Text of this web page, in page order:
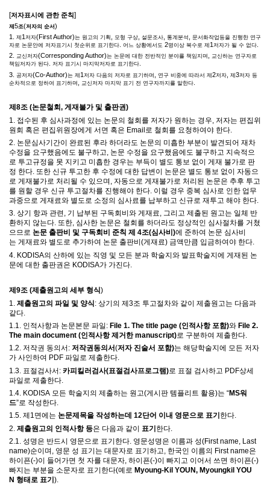
[저자표시에 관한 준칙]
제 5조(저자의 순서 )
1. 제 1 저자(First Author)는 원고의 기획 모형 구상 설문조사 통계분석
문서화작업등을 진행한 연구
자로 논문안에 저자표기시 첫순위로 표기한다 어느 상황에서도 2명이상 복수로 제 1 저자가 될 수 없다
2. 교신저자(Corresponding Author)는 논문에 대한 전반적인 분야를 책임지며 , 교신하는 연구자로
책임저자가 된다. 저자 표기시 마지막저자로 표기한다.
3. 공저자(Co-Author)는 제 1 저자 다음의 저자로 표기하며 연구 비중에 따라서 제2저자 제3저자 등
순차적으로 정하여 표기하며
교신저자 마지막 표기 전 연구자까지를 말한다
제 8조 (논문철회, 게재불가 및 출판권)
1. 접수된 후 심사과정에 있는 논문의 철회를 저자가 원하는 경우 저자는 편집위
원회 혹은 편집위원장에게 서면 혹은 Email 로 철회를 요청하여야 한다
2. 논문심사기간이 완료된 후라 하더라도 논문의 미흡한 부분이 발견되어 재차
수정을 요구했음에도 불구하고, 논문 수정을 요구했음에도 불구하고 지속적으
로 투고규정을 못 지키고 미흡한 경우는 부득이 별도 통보 없이 게재 불가로 판
정 한다. 또한 신규 투고한 후 수정에 대한 답변이 논문은 별도 통보 없이 자동으
로 게재불가로 처리될 수 있으며 , 자동으로 게재불가로 처리된 논문은 추후 투고
를 원할 경우 신규 투고절차를 진행해야 한다. 이럴 경우 중복 심사로 인한 업무
과중으로 게재료와 별도로 소정의 심사료를 납부하고 신규로 재투고 해야 한다.
3. 상기 항과 관련 , 기 납부된 구독회비와 게재료, 그리고 제출된 원고는 일체 반
환하지 않는다. 또한, 심사한 논문은 철회를 하더라도 정상적인 심사절차를 거쳤
으므로 논문 출판비 및 구독회비 준칙 제 4조(심사비 )에 준하여 논문 심사비
는 게재료와 별도로 추가하여 논문 출판비 (게재료) 금액만큼 입금하여야 한다.
4. KODISA의 산하에 있는 직영 및 모든 분과 학술지와 발표학술지에 게재된 논
문에 대한 출판권은 KODISA가 가진다
제 9조 (제출원고의 세부 형식)
1. 제출원고의 파일 및 양식: 상기의 제3조 투고절차와 같이 제출원고는 다음과
같다
1.1. 인적사항과 논문본문 파일 : File 1. The title page (인적사항 포함)와 File 2.
The main document (인적사항 제거한manuscript)로 구분하여 제출한다.
1.2. 저작권 동의서 : 저작권동의서(저자 진술서 포함)는 해당학술지에 모든 저자
가 사인하여 PDF 파일로 제출한다.
1.3. 표절검사서: 카피킬러검사(표절검사프로그램)로 표절 검사하고 PDF상세
파일로 제출한다
1.4. KODISA 모든 학술지의 제출하는 원고(게시판 템플리트 활용)는 “MS워
드”로 작성한다.
1.5. 제 1면에는 논문제목을 작성하는데 12단어 이내 영문으로 표기 한다.
2. 제출원고의 인적사항 등은 다음과 같이 표기한다
2.1. 성명은 반드시 영문으로 표기한다. 영문성명은 이름과 성(First name, Last
name)순이며 , 영문 성 표기는 대문자로 표기하고, 한국인 이름의 First name은
하이픈(-)이 들어가면 첫 자를 대문자, 하이픈(-)이 빠지고 이어서 쓰면 하이픈(-)
빠지는 부분을 소문자로 표기한다(예로 Myoung-Kil YOUN, Myoungkil YOU
N 형태로 표기 ).